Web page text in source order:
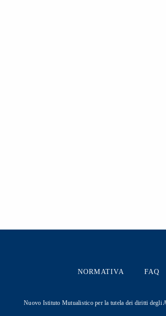
NORMATIVA FAQ
Nuovo Istituto Mutualistico per la tutela dei diritti degli